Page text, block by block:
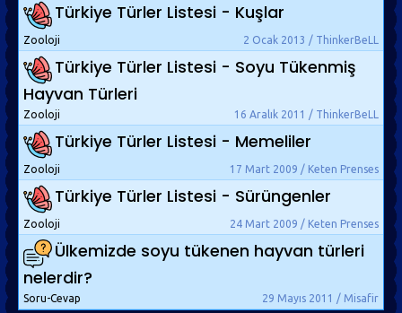
Türkiye Türler Listesi - Kuşlar
2 Ocak 2013 / ThinkerBeLL
Zooloji
Türkiye Türler Listesi - Soyu Tükenmiş
Hayvan Türleri
16 Aralık 2011 / ThinkerBeLL
Zooloji
Türkiye Türler Listesi - Memeliler
17 Mart 2009 / Keten Prenses
Zooloji
Türkiye Türler Listesi - Sürüngenler
24 Mart 2009 / Keten Prenses
Zooloji
Ülkemizde soyu tükenen hayvan türleri
nelerdir?
29 Mayıs 2011 / Misafir
Soru-Cevap